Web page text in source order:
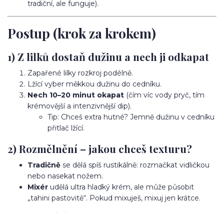
tradiční, ale funguje).
Postup (krok za krokem)
1) Z lilků dostaň dužinu a nech ji odkapat
Zapařené lilky rozkroj podélně.
Lžící vyber měkkou dužinu do cedníku.
Nech 10–20 minut okapat (čím víc vody pryč, tím
krémovější a intenzivnější dip).
Tip: Chceš extra hutné? Jemně dužinu v cedníku
přitlač lžící.
2) Rozmělnění – jakou chceš texturu?
Tradičně se dělá spíš rustikálně: rozmačkat vidličkou
nebo nasekat nožem.
Mixér udělá ultra hladký krém, ale může působit
„tahini pastovitě“. Pokud mixuješ, mixuj jen krátce.